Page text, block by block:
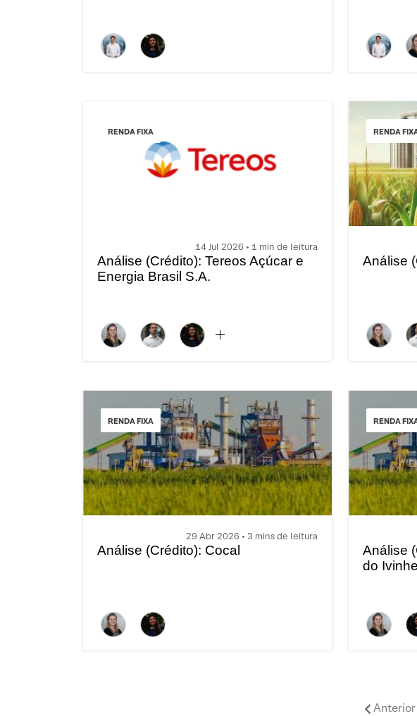
RENDA FIXA
14 Jul 2026 • 1 min de leitura
Análise (Crédito): Tereos Açúcar e
Energia Brasil S.A.
RENDA
Análise
RENDA FIXA
29 Abr 2026 • 3 mins de leitura
Análise (Crédito): Cocal
RENDA
Análise
do
Anterior